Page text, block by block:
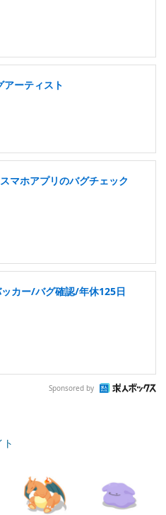
アーティスト
マホアプリのバグチェック
カー/バグ確認/年休125日
Sponsored by